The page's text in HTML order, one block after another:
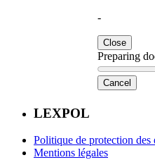
-
Close
Preparing
Cancel
LEXPOL
Politique de protection des
Mentions légales